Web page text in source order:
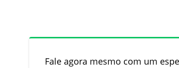
Fale agora mesmo com um